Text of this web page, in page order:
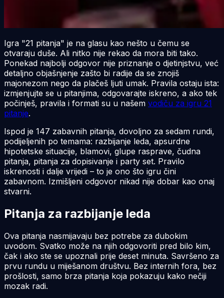
Igra "21 pitanja" je na glasu kao nešto u čemu se
otvaraju duše. Ali nitko nije rekao da mora biti tako.
Ponekad najbolji odgovor nije priznanje o djetinjstvu, već
detaljno objašnjenje zašto bi radije da se znojiš
majonezom nego da plačeš ljuti umak. Pravila ostaju ista:
izmjenjujte se u pitanjima, odgovarajte iskreno, a ako tek
počinješ, pravila i formati su u našem vodiču za igru 21
pitanje.
Ispod je 147 zabavnih pitanja, dovoljno za sedam rundi,
podijeljenih po temama: razbijanje leda, apsurdne
hipotetske situacije, blamovi, glupe rasprave, čudna
pitanja, pitanja za dopisivanje i party set. Pravilo
iskrenosti i dalje vrijedi – to je ono što igru čini
zabavnom. Izmišljeni odgovor nikad nije dobar kao onaj
stvarni.
Pitanja za razbijanje leda
Ova pitanja nasmijavaju bez potrebe za dubokim
uvodom. Svatko može na njih odgovoriti pred bilo kim,
čak i ako ste se upoznali prije deset minuta. Savršeno za
prvu rundu u miješanom društvu. Bez internih fora, bez
prošlosti, samo brza pitanja koja pokazuju kako nečiji
mozak radi.